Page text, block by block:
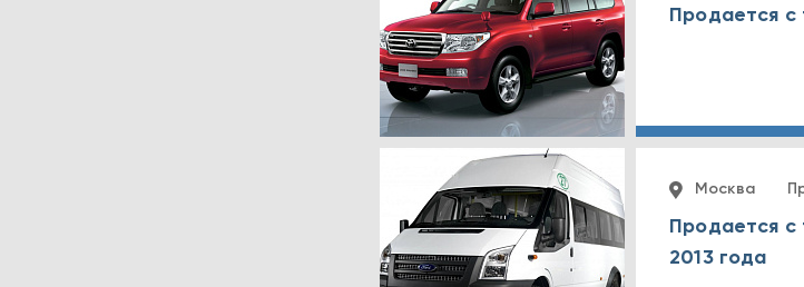
Продается с
Москва
Продается с
2013 года